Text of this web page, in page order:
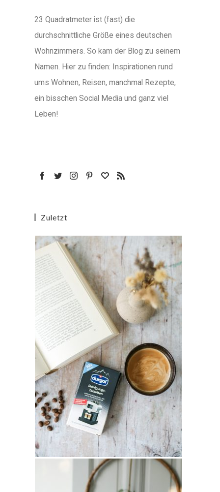
23 Quadratmeter ist (fast) die
durchschnittliche Größe eines deutschen
Wohnzimmers. So kam der Blog zu seinem
Namen. Hier zu finden: Inspirationen rund
ums Wohnen, Reisen, manchmal Rezepte,
ein bisschen Social Media und ganz viel
Leben!
Zuletzt